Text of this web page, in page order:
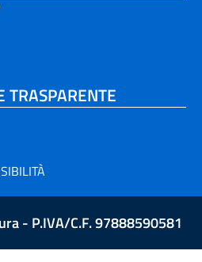
- P.IVA/C.F. 97888590581